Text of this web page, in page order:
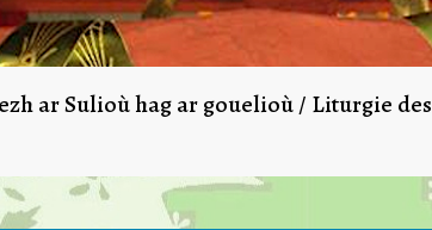
ar Sulioù hag ar gouelioù / Liturgie des